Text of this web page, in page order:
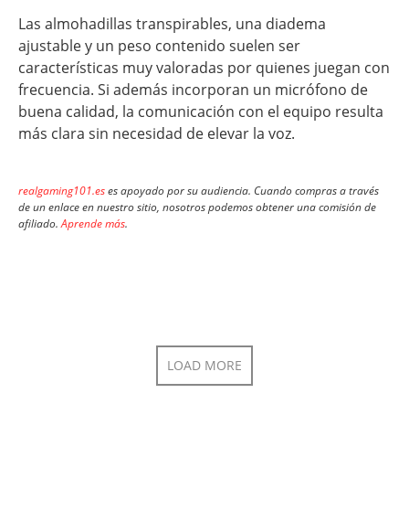
Las almohadillas transpirables, una diadema
ajustable y un peso contenido suelen ser
características muy valoradas por quienes juegan con
frecuencia. Si además incorporan un micrófono de
buena calidad, la comunicación con el equipo resulta
más clara sin necesidad de elevar la voz.
realgaming101.eses apoyado por su audiencia. Cuando compras a través
de un enlace en nuestro sitio, nosotros podemos obtener una comisión de
afiliado.Aprende más.
LOAD MORE